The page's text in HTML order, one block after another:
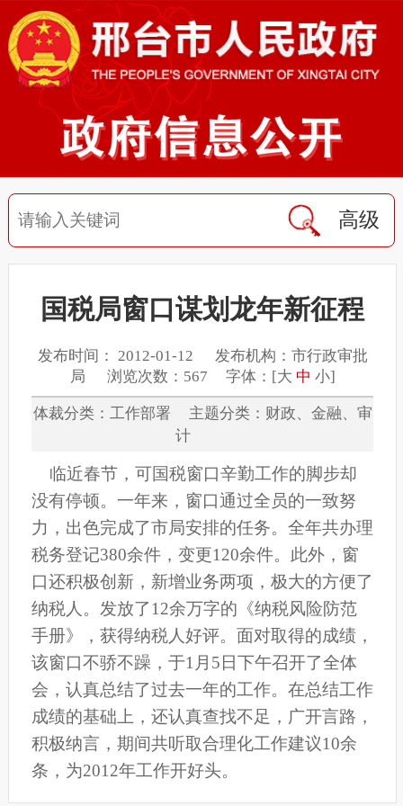
高级
国税局窗口谋划龙年新征程
发布时间： 2012-01-12 发布机构：市行政审批
局 浏览次数：567 字体：[大 中 小]
体裁分类：工作部署 主题分类：财政、金融、审
计
临近春节，可国税窗口辛勤工作的脚步却
没有停顿。一年来，窗口通过全员的一致努
力，出色完成了市局安排的任务。全年共办理
税务登记380余件，变更120余件。此外，窗
口还积极创新，新增业务两项，极大的方便了
纳税人。发放了12余万字的《纳税风险防范
手册》，获得纳税人好评。面对取得的成绩，
该窗口不骄不躁，于1月5日下午召开了全体
会，认真总结了过去一年的工作。在总结工作
成绩的基础上，还认真查找不足，广开言路，
积极纳言，期间共听取合理化工作建议10余
条，为2012年工作开好头。